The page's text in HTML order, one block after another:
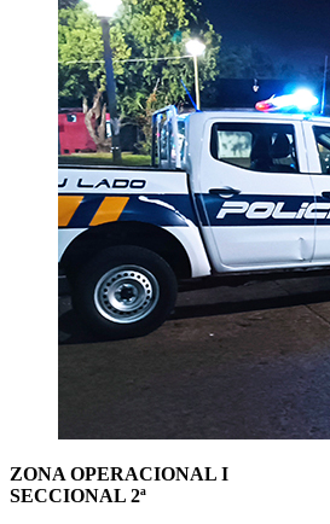
ZONA OPERACIONAL I
SECCIONAL 2ª